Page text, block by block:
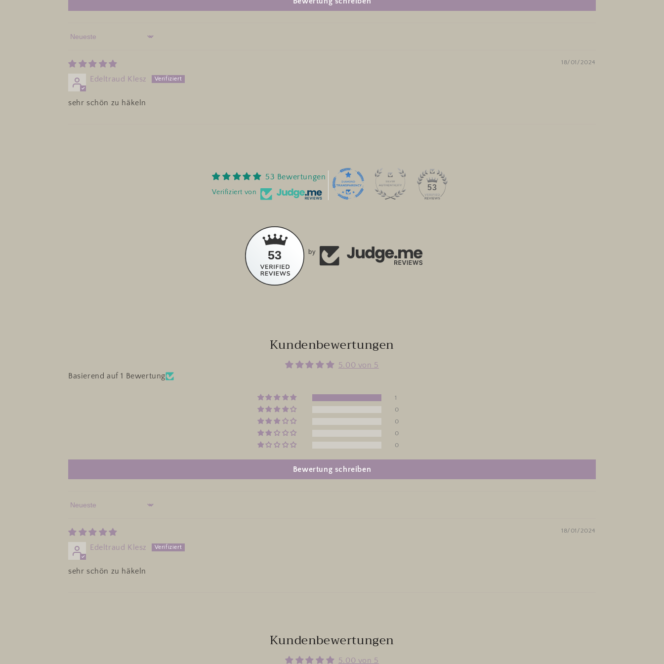
Sort by
18/01/2024
Edeltraud Klesz
sehr schön zu häkeln
53 Bewertungen
Verifiziert von
53
53 by
Kundenbewertungen
5.00 von 5
Basierend auf 1 Bewertung
1
0
0
0
0
Bewertung schreiben
Sort by
18/01/2024
Edeltraud Klesz
sehr schön zu häkeln
Kundenbewertungen
5.00 von 5